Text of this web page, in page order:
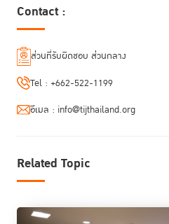
กำหนดกรุงเทพ” ซึ่งได้รับการริเริ่มโดยสม
ภา นเรนทิราเทพยวดี ในการยกระดับคุณ
คุมขังทั่วโลก พร้อมทั้งกล่าวถึงความพยายา
การขับเคลื่อนการนำข้อกำหนดกรุงเทพไป
โครงการ Bangkok Rules Accelerator ซึ่
โดย UNODC และ TIJ นอกจากนี้ นายเชิด
ประเทศไทยในการส่งเสริมและคุ้มครองสิท
Contact :
ส่วนที่รับผิดชอบ ส่วนกลาง
Tel : +662-522-1199
อีเมล : info@tijthailand.org
Related Topic